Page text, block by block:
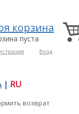
корзина
пуста
Вход
| RU
возврат